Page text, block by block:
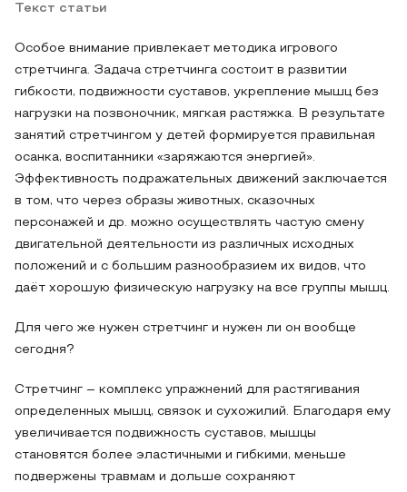
Текст статьи
Особое внимание привлекает методика игрового
стретчинга. Задача стретчинга состоит в развитии
гибкости, подвижности суставов, укрепление мышц без
нагрузки на позвоночник, мягкая растяжка. В результате
занятий стретчингом у детей формируется правильная
осанка, воспитанники «заряжаются энергией».
Эффективность подражательных движений заключается
в том, что через образы животных, сказочных
персонажей и др. можно осуществлять частую смену
двигательной деятельности из различных исходных
положений и с большим разнообразием их видов, что
даёт хорошую физическую нагрузку на все группы мышц.
Для чего же нужен стретчинг и нужен ли он вообще
сегодня?
Стретчинг – комплекс упражнений для растягивания
определенных мышц, связок и сухожилий. Благодаря ему
увеличивается подвижность суставов, мышцы
становятся более эластичными и гибкими, меньше
подвержены травмам и дольше сохраняют